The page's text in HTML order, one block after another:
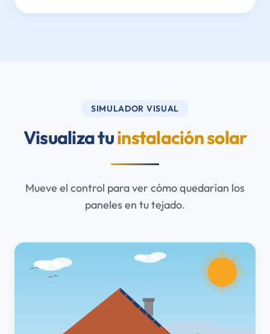
SIMULADOR VISUAL
Visualiza tuinstalación solar
Mueve el control para ver cómo quedarían los
paneles en tu tejado.